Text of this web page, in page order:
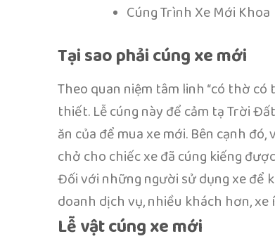
Cúng Trình Xe Mới Khoa
Tại sao phải cúng xe mới
Theo quan niệm tâm linh “có thờ có
thiết. Lễ cúng này để cảm tạ Trời
ăn của để mua xe mới. Bên cạnh
chở cho chiếc xe đã cúng kiếng
Đối với những người sử dụng xe để
doanh dịch vụ, nhiều khách hơn,
Lễ vật cúng xe mới